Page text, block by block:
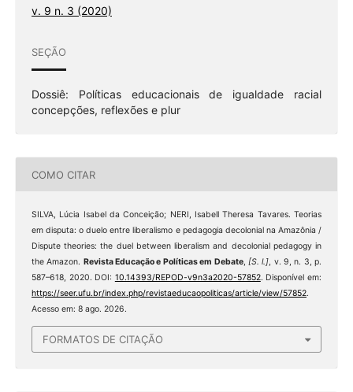
v. 9 n. 3 (2020)
SEÇÃO
Dossiê: Políticas educacionais de igualdade racial
concepções, reflexões e plur
COMO CITAR
SILVA, Lúcia Isabel da Conceição; NERI, Isabell Theresa Tavares. Teorias
em disputa: o duelo entre liberalismo e pedagogia decolonial na Amazônia /
Dispute theories: the duel between liberalism and decolonial pedagogy in
the Amazon. Revista Educação e Políticas em Debate, [S. l.], v. 9, n. 3, p.
587–618, 2020. DOI: 10.14393/REPOD-v9n3a2020-57852. Disponível em:
https://seer.ufu.br/index.php/revistaeducaopoliticas/article/view/57852.
Acesso em: 8 ago. 2026.
FORMATOS DE CITAÇÃO